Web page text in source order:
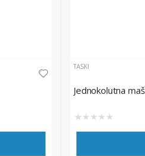
TASKI
Jednokolutna
★ ★ ★ ★ ★